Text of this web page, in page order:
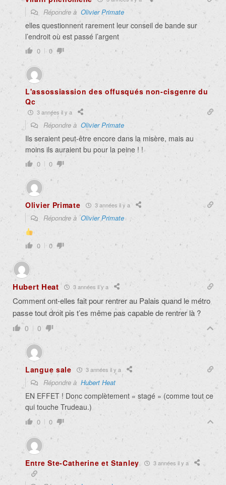
Répondre à Olivier Primate
elles questionnent rarement leur conseil de bande sur
l’endroit où est passé l’argent
0 0
L'assossiassion des offusqués non-cisgenre du
Qc
3 années il y a
Répondre à Olivier Primate
Ils seraient peut-être encore dans la misère, mais au
moins ils auraient bu pour la peine ! !
0 0
Olivier Primate 3 années il y a
Répondre àOlivier Primate
0 0
Hubert Heat 3 années il y a
Comment ont-elles fait pour rentrer au Palais quand le métro
passe tout droit pis t’es même pas capable de rentrer là ?
0 0
Langue sale 3 années il y a
Répondre à Hubert Heat
EN EFFET ! Donc complètement « stagé » (comme tout ce
qui touche Trudeau.)
0 0
Entre Ste-Catherine et Stanley 3 années il y a